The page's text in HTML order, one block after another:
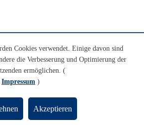
Cookies verwendet. Einige davon sind
die Verbesserung und Optimierung der
ermöglichen. (
Impressum )
Akzeptieren